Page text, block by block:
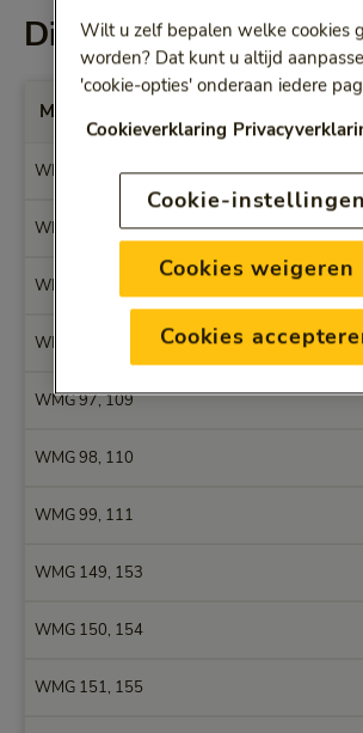
Dit krijgt u vergoed
Max. vergoedingen per Prestatiecode
WMG 1
WMG 7, 25, 31
WMG 2, 8, 26, 32
WMG 3, 9, 27, 33
WMG 97, 109
WMG 98, 110
WMG 99, 111
WMG 149, 153
WMG 150, 154
WMG 151, 155
Wilt u zelf bepalen welke cookies
worden? Dat kunt u altijd
'cookie-opties' onderaan iedere
Cookieverklaring
Cookie-instellingen
Cookies weigeren
Cookies